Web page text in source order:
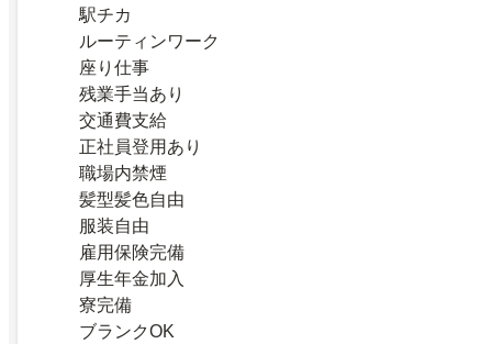
駅チカ
ルーティンワーク
座り仕事
残業手当あり
交通費支給
正社員登用あり
職場内禁煙
髪型髪色自由
服装自由
雇用保険完備
厚生年金加入
寮完備
ブランクOK